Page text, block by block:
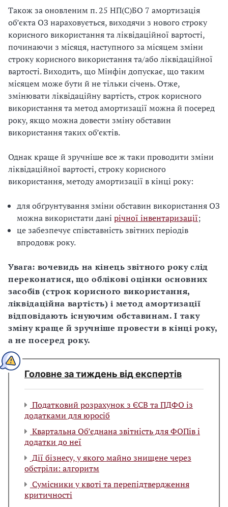
Також за оновленим п. 25 НП(С)БО 7 амортизація
об’єкта ОЗ нараховується, виходячи з нового строку
корисного використання та ліквідаційної вартості,
починаючи з місяця, наступного за місяцем зміни
строку корисного використання та/або ліквідаційної
вартості. Виходить, що Мінфін допускає, що таким
місяцем може бути й не тільки січень. Отже,
змінювати ліквідаційну вартість, строк корисного
використання та метод амортизації можна й посеред
року, якщо можна довести зміну обставин
використання таких об’єктів.
Однак краще й зручніше все ж таки проводити зміни
ліквідаційної вартості, строку корисного
використання, методу амортизації в кінці року:
для обґрунтування зміни обставин використання ОЗ
можна використати дані річної інвентаризації;
це забезпечує співставність звітних періодів
впродовж року.
Увага: вочевидь на кінець звітного року слід
переконатися, що облікові оцінки основних
засобів (строк корисного використання,
ліквідаційна вартість) і метод амортизації
відповідають існуючим обставинам. І таку
зміну краще й зручніше провести в кінці року,
а не посеред року.
Головне за тиждень від експертів
Податковий розрахунок з ЄСВ та ПДФО із
додатками для юросіб
Квартальна Об’єднана звітність для ФОПів і
додатки до неї
Дії бізнесу, у якого майно знищене через
обстріли: алгоритм
Сумісники у квоті та перепідтвердження
критичності